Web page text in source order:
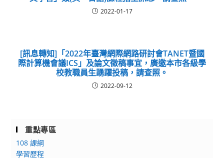
2022-01-17
[訊息轉知]「2022年臺灣網際網路研討會TANET暨國
際計算機會議ICS」及論文徵稿事宜，廣邀本市各級學
校教職員生踴躍投稿，請查照。
2022-09-12
重點專區
108 課綱
學習歷程